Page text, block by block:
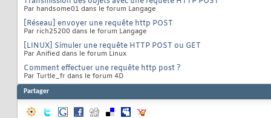
Par handsome01 dans le forum Langage
[Réseau] envoyer une requête http POST
Par rich25200 dans le forum Langage
[LINUX] Simuler une requête HTTP POST ou GET
Par Anified dans le forum Linux
Comment effectuer une requête http post ?
Par Turtle_fr dans le forum 4D
Partager